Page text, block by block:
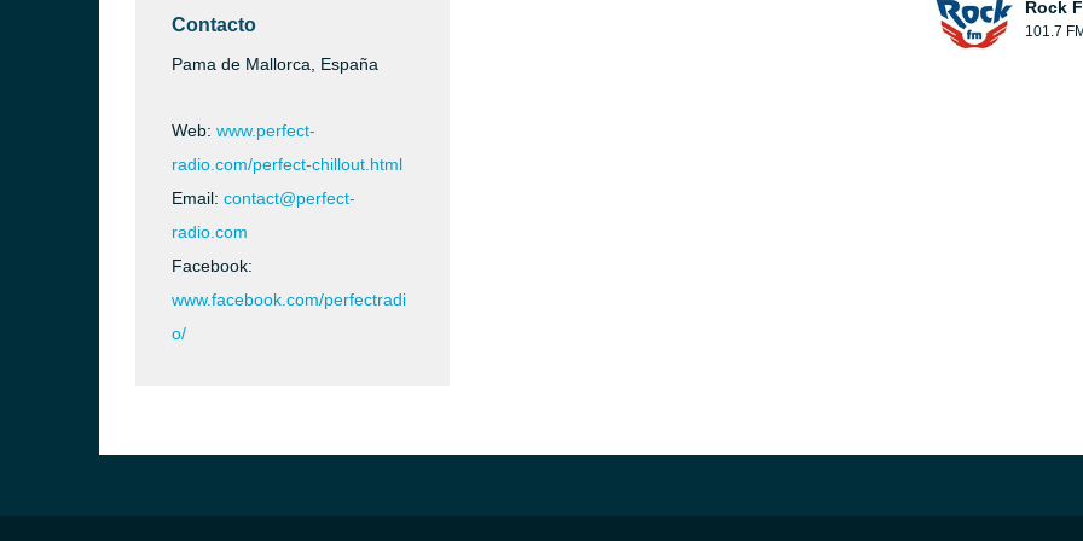
Contacto
Pama de Mallorca, España
Web: www.perfect-
radio.com/perfect-chillout.html
Email: contact@perfect-
radio.com
Facebook:
www.facebook.com/perfectradi
o/
Rock
101.7